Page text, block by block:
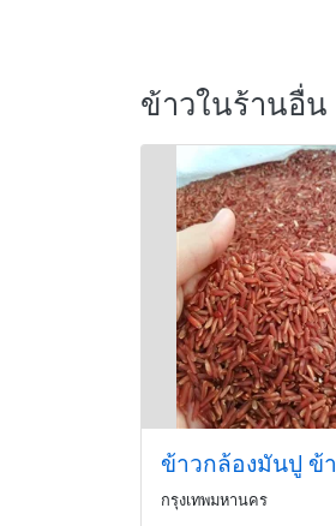
ข้าวในร้านอื่น
กรุงเทพมหานคร